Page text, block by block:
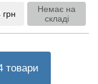
грн
Немає на
складі
товари